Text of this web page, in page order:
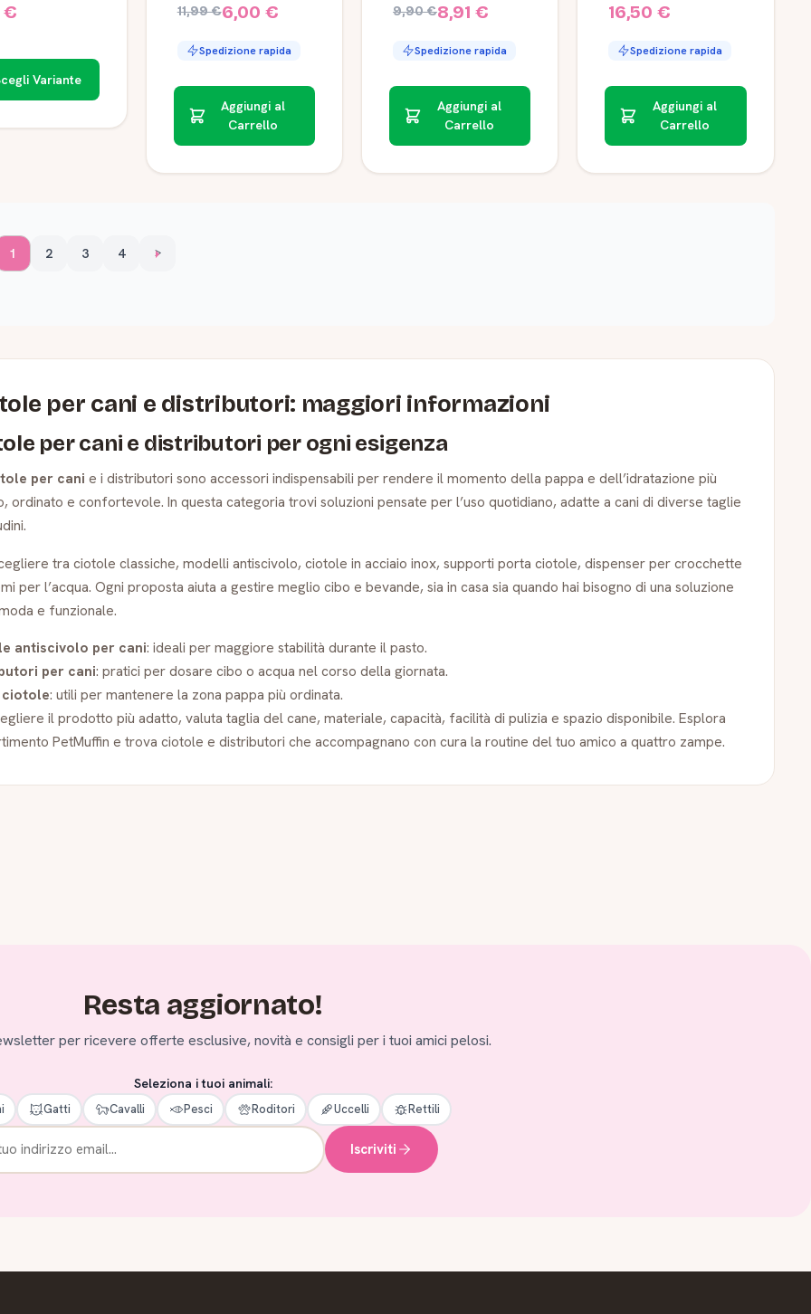
€
Variante
11,99 €6,00 €
Spedizione rapida
Aggiungi al
Carrello
9,90 €8,91 €
Spedizione rapida
Aggiungi al
Carrello
16,50 €
Spedizione rapida
Aggiungi al
Carrello
1 2 3 4 >
per cani e distributori: maggiori informazioni
per cani e distributori per ogni esigenza
per cani e i distributori sono accessori indispensabili per rendere il momento della pappa e dell’idratazione più
ordinato e confortevole. In questa categoria trovi soluzioni pensate per l’uso quotidiano, adatte a cani di diverse taglie
tra ciotole classiche, modelli antiscivolo, ciotole in acciaio inox, supporti porta ciotole, dispenser per crocchette
per l’acqua. Ogni proposta aiuta a gestire meglio cibo e bevande, sia in casa sia quando hai bisogno di una soluzione
e funzionale.
antiscivolo per cani: ideali per maggiore stabilità durante il pasto.
per cani: pratici per dosare cibo o acqua nel corso della giornata.
ciotole: utili per mantenere la zona pappa più ordinata.
il prodotto più adatto, valuta taglia del cane, materiale, capacità, facilità di pulizia e spazio disponibile. Esplora
PetMuffin e trova ciotole e distributori che accompagnano con cura la routine del tuo amico a quattro zampe.
Resta aggiornato!
per ricevere offerte esclusive, novità e consigli per i tuoi amici pelosi.
Seleziona i tuoi animali:
Gatti Cavalli Pesci Roditori Uccelli Rettili
Iscriviti